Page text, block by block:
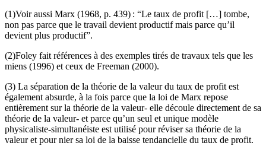
(1)Voir aussi Marx (1968, p. 439) : “Le taux de profit […] tombe,
non pas parce que le travail devient productif mais parce qu’il
devient plus productif”.
(2)Foley fait références à des exemples tirés de travaux tels que les
miens (1996) et ceux de Freeman (2000).
(3) La séparation de la théorie de la valeur du taux de profit est
également absurde, à la fois parce que la loi de Marx repose
entièrement sur la théorie de la valeur- elle découle directement de sa
théorie de la valeur- et parce qu’un seul et unique modèle
physicaliste-simultanéiste est utilisé pour réviser sa théorie de la
valeur et pour nier sa loi de la baisse tendancielle du taux de profit.